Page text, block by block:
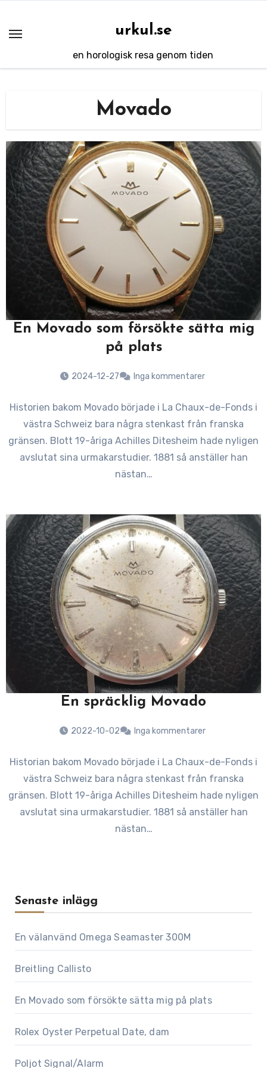
innehåll
urkul.se
en horologisk resa genom tiden
Movado
En Movado som försökte sätta mig
på plats
2024-12-27 Inga kommentarer
Historien bakom Movado började i La Chaux-de-Fonds i
västra Schweiz bara några stenkast från franska
gränsen. Blott 19-åriga Achilles Ditesheim hade nyligen
avslutat sina urmakarstudier. 1881 så anställer han
nästan…
En spräcklig Movado
2022-10-02 Inga kommentarer
Historian bakom Movado började i La Chaux-de-Fonds i
västra Schweiz bara några stenkast från franska
gränsen. Blott 19-åriga Achilles Ditesheim hade nyligen
avslutat sina urmakarstudier. 1881 så anställer han
nästan…
Senaste inlägg
En välanvänd Omega Seamaster 300M
Breitling Callisto
En Movado som försökte sätta mig på plats
Rolex Oyster Perpetual Date, dam
Poljot Signal/Alarm